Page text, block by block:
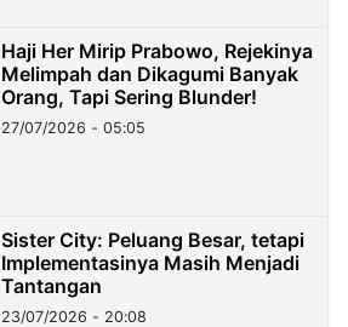
Haji Her Mirip Prabowo, Rejekinya
Melimpah dan Dikagumi Banyak
Orang, Tapi Sering Blunder!
27/07/2026 - 05:05
Sister City: Peluang Besar, tetapi
Implementasinya Masih Menjadi
Tantangan
23/07/2026 - 20:08